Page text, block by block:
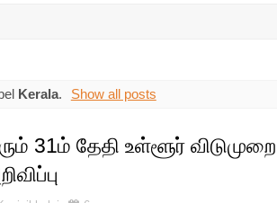
Kerala. Show all posts
31ம் தேதி உள்ளூர் விடுமுறை